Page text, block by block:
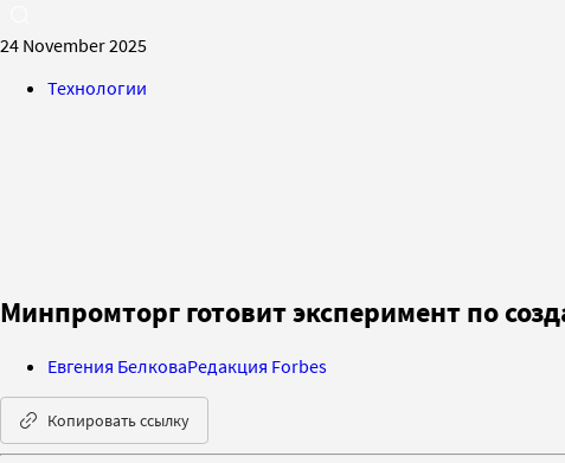
24 November 2025
Технологии
Минпромторг готовит эксперимент по
Евгения БелковаРедакция Forbes
Копировать ссылку